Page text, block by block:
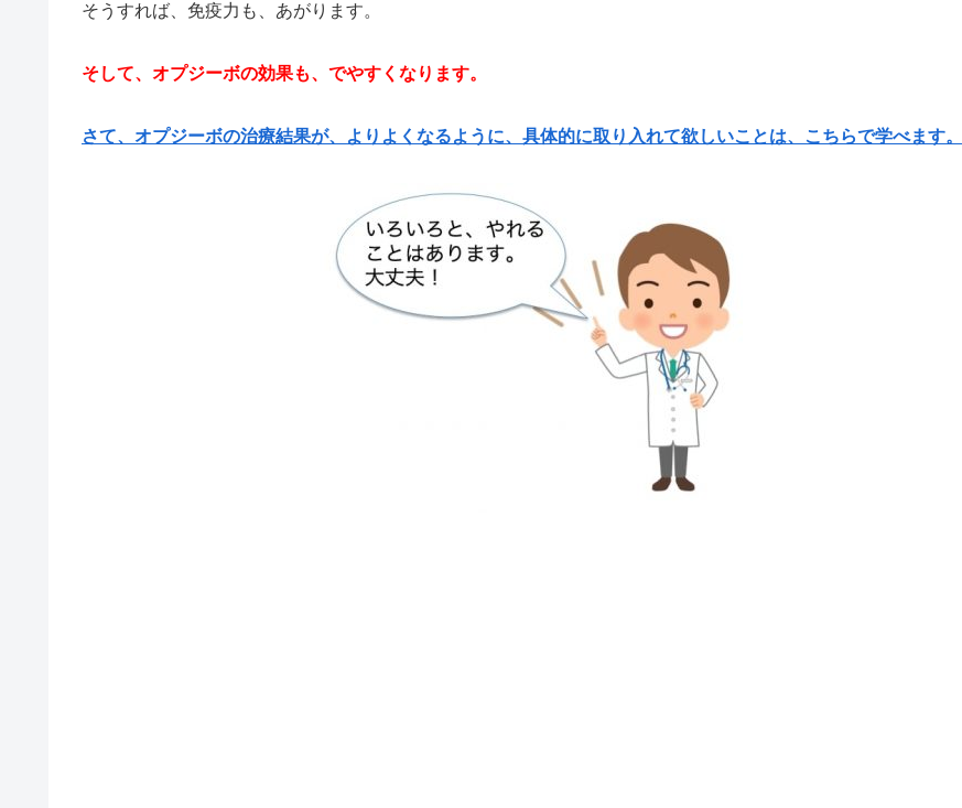
そうすれば、免疫力も、あがります。
そして、オプジーボの効果も、でやすくなります。
さて、オプジーボの治療結果が、よりよくなるように、具体的に取り入れて欲しいことは、こちらで学べます。